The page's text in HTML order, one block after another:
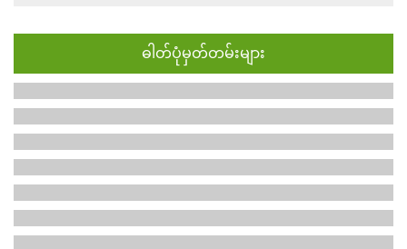
ဓါတ်ပုံမှတ်တမ်းများ